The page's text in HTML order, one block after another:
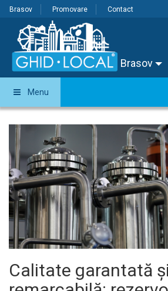
Brasov Promovare Contact
Brasov
Menu
Calitate garantată